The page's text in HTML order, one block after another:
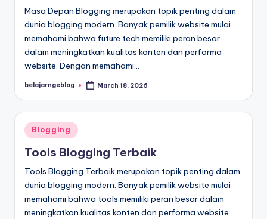
Masa Depan Blogging merupakan topik penting dalam
dunia blogging modern. Banyak pemilik website mulai
memahami bahwa future tech memiliki peran besar
dalam meningkatkan kualitas konten dan performa
website. Dengan memahami…
Posted
belajarngeblog March 18, 2026
Posted
in
Blogging
Tools Blogging Terbaik
Tools Blogging Terbaik merupakan topik penting dalam
dunia blogging modern. Banyak pemilik website mulai
memahami bahwa tools memiliki peran besar dalam
meningkatkan kualitas konten dan performa website.